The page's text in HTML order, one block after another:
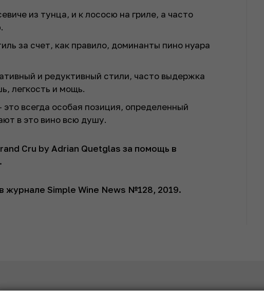
из тунца, и к лососю на гриле, а часто
за счет, как правило, доминанты пино нуара
и редуктивный стили, часто выдержка
легкость и мощь.
всегда особая позиция, определенный
в это вино всю душу.
Cru by Adrian Quetglas за помощь в
журнале Simple Wine News №128, 2019.